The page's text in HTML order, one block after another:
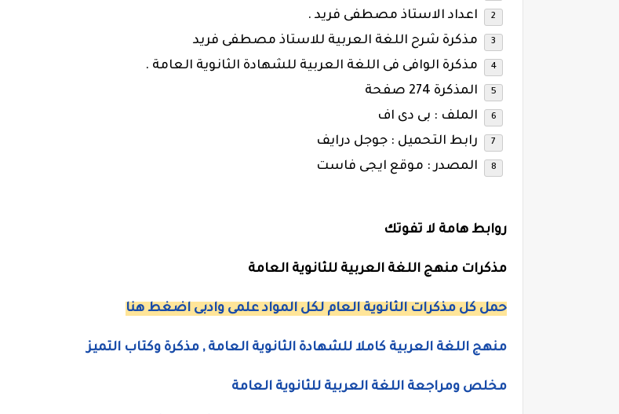
اعداد الاستاذ مصطفى فريد .
مذكرة شرح اللغة العربية للاستاذ مصطفى فريد
مذكرة الوافى فى اللغة العربية للشهادة الثانوية العامة .
المذكرة 274 صفحة
الملف : بى دى اف
رابط التحميل : جوجل درايف
المصدر : موقع ايجى فاست
روابط هامة لا تفوتك
مذكرات منهج اللغة العربية للثانوية العامة
حمل كل مذكرات الثانوية العام لكل المواد علمى وادبى اضغط هنا
منهج اللغة العربية كاملا للشهادة الثانوية العامة , مذكرة وكتاب التميز
مخلص ومراجعة اللغة العربية للثانوية العامة